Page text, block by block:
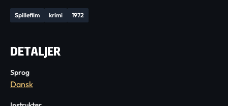
Spillefilm krimi 1972
DETALJER
Sprog
Dansk